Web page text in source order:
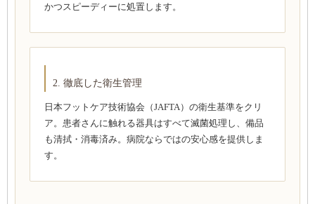
かつスピーディーに処置します。
2. 徹底した衛生管理
日本フットケア技術協会（JAFTA）の衛生基準をクリ
ア。患者さんに触れる器具はすべて滅菌処理し、備品
も清拭・消毒済み。病院ならではの安心感を提供しま
す。